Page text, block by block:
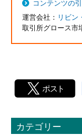
コンテンツの
運営会社： リビン
取引所グロース市
カテゴリー